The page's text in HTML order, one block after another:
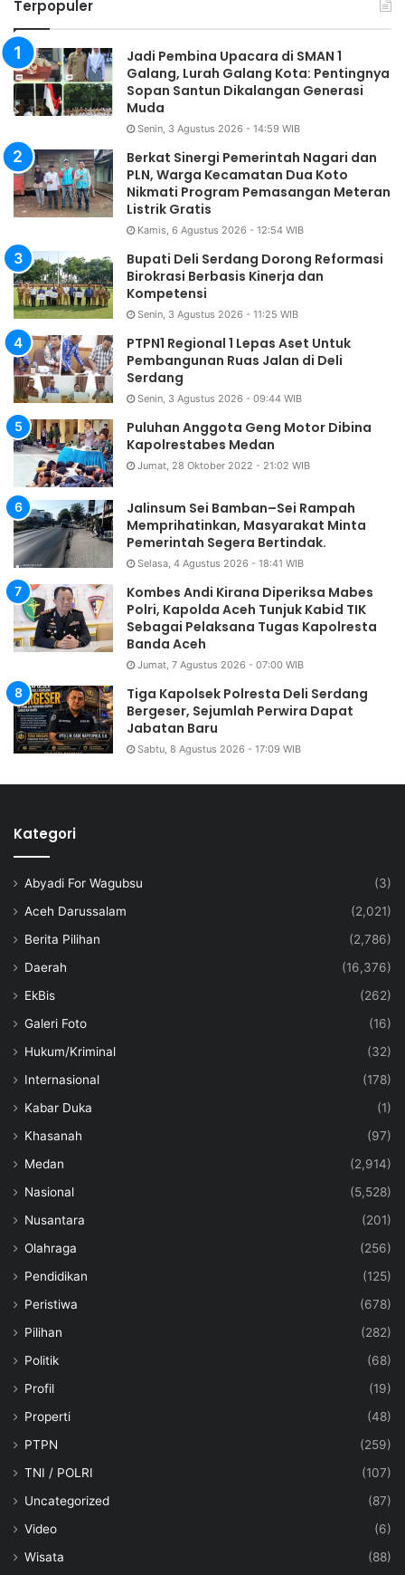
Terpopuler
Jadi Pembina Upacara di SMAN 1
Galang, Lurah Galang Kota: Pentingnya
Sopan Santun Dikalangan Generasi
Muda
Senin, 3 Agustus 2026 - 14:59 WIB
Berkat Sinergi Pemerintah Nagari dan
PLN, Warga Kecamatan Dua Koto
Nikmati Program Pemasangan Meteran
Listrik Gratis
Kamis, 6 Agustus 2026 - 12:54 WIB
Bupati Deli Serdang Dorong Reformasi
Birokrasi Berbasis Kinerja dan
Kompetensi
Senin, 3 Agustus 2026 - 11:25 WIB
PTPN1 Regional 1 Lepas Aset Untuk
Pembangunan Ruas Jalan di Deli
Serdang
Senin, 3 Agustus 2026 - 09:44 WIB
Puluhan Anggota Geng Motor Dibina
Kapolrestabes Medan
Jumat, 28 Oktober 2022 - 21:02 WIB
Jalinsum Sei Bamban–Sei Rampah
Memprihatinkan, Masyarakat Minta
Pemerintah Segera Bertindak.
Selasa, 4 Agustus 2026 - 18:41 WIB
Kombes Andi Kirana Diperiksa Mabes
Polri, Kapolda Aceh Tunjuk Kabid TIK
Sebagai Pelaksana Tugas Kapolresta
Banda Aceh
Jumat, 7 Agustus 2026 - 07:00 WIB
Tiga Kapolsek Polresta Deli Serdang
Bergeser, Sejumlah Perwira Dapat
Jabatan Baru
Sabtu, 8 Agustus 2026 - 17:09 WIB
Kategori
Abyadi For Wagubsu
(3)
Aceh Darussalam
(2,021)
Berita Pilihan
(2,786)
Daerah
(16,376)
EkBis
(262)
Galeri Foto
(16)
Hukum/Kriminal
(32)
Internasional
(178)
Kabar Duka
(1)
Khasanah
(97)
Medan
(2,914)
Nasional
(5,528)
Nusantara
(201)
Olahraga
(256)
Pendidikan
(125)
Peristiwa
(678)
Pilihan
(282)
Politik
(68)
Profil
(19)
Properti
(48)
PTPN
(259)
TNI / POLRI
(107)
Uncategorized
(87)
Video
(6)
Wisata
(88)